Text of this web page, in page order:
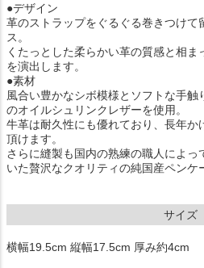
●デザイン
革のストラップをぐるぐる巻きつけて
ス。
くたっとした柔らかい革の質感と相ま
を演出します。
●素材
風合い豊かなシボ模様とソフトな手
のオイルシュリンクレザーを使用。
牛革は耐久性にも優れており、長年か
頂けます。
さらに縫製も国内の熟練の職人によっ
いた贅沢なクオリティの純国産ペンケ
サイズ
横幅19.5cm 縦幅17.5cm 厚み約4cm